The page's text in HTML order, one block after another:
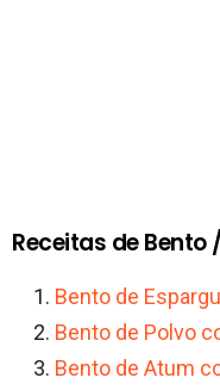
Receitas de
Bento de
Bento de Polvo
Bento de Atum